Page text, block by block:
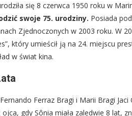
się 8 czerwca 1950 roku w
swoje 75. urodziny. Posiada
Zjednoczonych w 2003 roku. W
który umieścił ją na 24. miejscu
w świat kina.
Ferraz Bragi i Marii Bragi
gdy Sônia miała zaledwie 8 lat,